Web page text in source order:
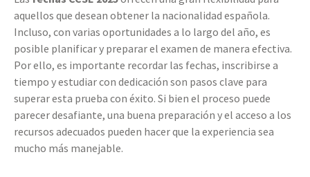
aquellos que desean obtener la nacionalidad española.
Incluso, con varias oportunidades a lo largo del año, es
posible planificar y preparar el examen de manera efectiva.
Por ello, es importante recordar las fechas, inscribirse a
tiempo y estudiar con dedicación son pasos clave para
superar esta prueba con éxito. Si bien el proceso puede
parecer desafiante, una buena preparación y el acceso a los
recursos adecuados pueden hacer que la experiencia sea
mucho más manejable.